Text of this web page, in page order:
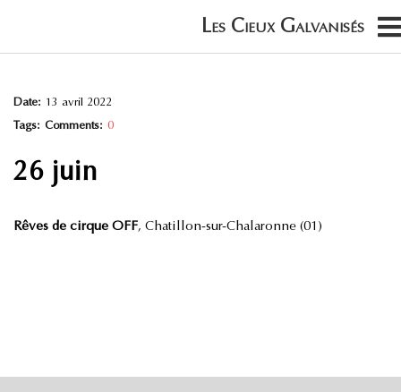
Date: 13 avril 2022
Tags: Comments: 0
26 juin
Rêves de cirque OFF, Chatillon-sur-Chalaronne (01)